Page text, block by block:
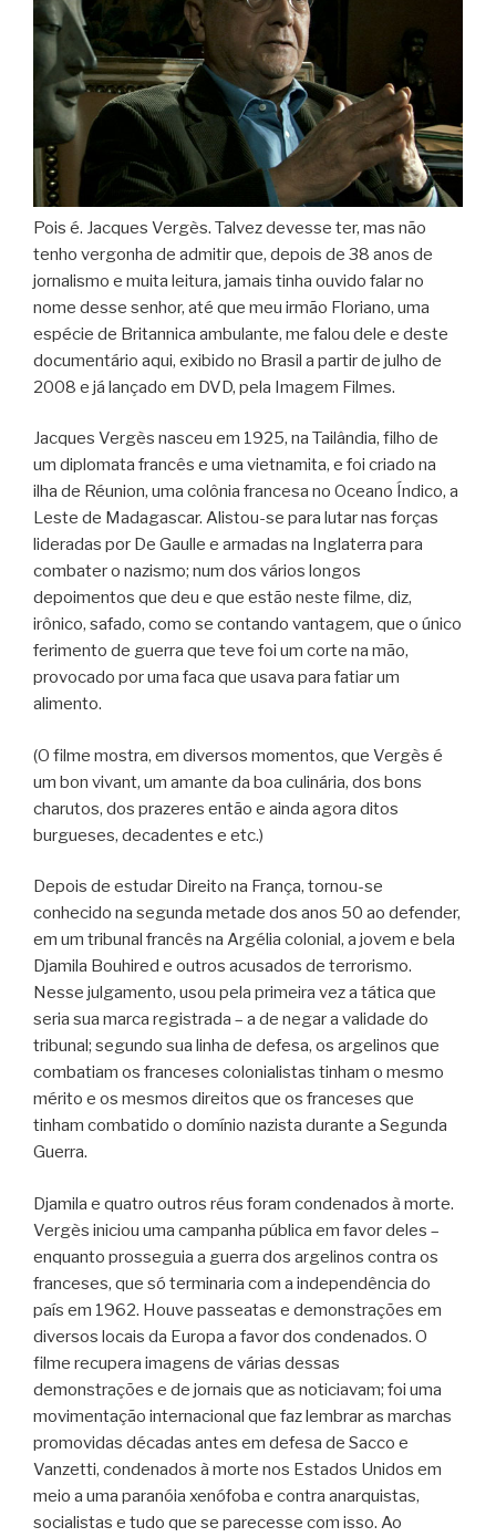
Pois é. Jacques Vergès. Talvez devesse ter, mas não
tenho vergonha de admitir que, depois de 38 anos de
jornalismo e muita leitura, jamais tinha ouvido falar no
nome desse senhor, até que meu irmão Floriano, uma
espécie de Britannica ambulante, me falou dele e deste
documentário aqui, exibido no Brasil a partir de julho de
2008 e já lançado em DVD, pela Imagem Filmes.
Jacques Vergès nasceu em 1925, na Tailândia, filho de
um diplomata francês e uma vietnamita, e foi criado na
ilha de Réunion, uma colônia francesa no Oceano Índico, a
Leste de Madagascar. Alistou-se para lutar nas forças
lideradas por De Gaulle e armadas na Inglaterra para
combater o nazismo; num dos vários longos
depoimentos que deu e que estão neste filme, diz,
irônico, safado, como se contando vantagem, que o único
ferimento de guerra que teve foi um corte na mão,
provocado por uma faca que usava para fatiar um
alimento.
(O filme mostra, em diversos momentos, que Vergès é
um bon vivant, um amante da boa culinária, dos bons
charutos, dos prazeres então e ainda agora ditos
burgueses, decadentes e etc.)
Depois de estudar Direito na França, tornou-se
conhecido na segunda metade dos anos 50 ao defender,
em um tribunal francês na Argélia colonial, a jovem e bela
Djamila Bouhired e outros acusados de terrorismo.
Nesse julgamento, usou pela primeira vez a tática que
seria sua marca registrada – a de negar a validade do
tribunal; segundo sua linha de defesa, os argelinos que
combatiam os franceses colonialistas tinham o mesmo
mérito e os mesmos direitos que os franceses que
tinham combatido o domínio nazista durante a Segunda
Guerra.
Djamila e quatro outros réus foram condenados à morte.
Vergès iniciou uma campanha pública em favor deles –
enquanto prosseguia a guerra dos argelinos contra os
franceses, que só terminaria com a independência do
país em 1962. Houve passeatas e demonstrações em
diversos locais da Europa a favor dos condenados. O
filme recupera imagens de várias dessas
demonstrações e de jornais que as noticiavam; foi uma
movimentação internacional que faz lembrar as marchas
promovidas décadas antes em defesa de Sacco e
Vanzetti, condenados à morte nos Estados Unidos em
meio a uma paranóia xenófoba e contra anarquistas,
socialistas e tudo que se parecesse com isso. Ao